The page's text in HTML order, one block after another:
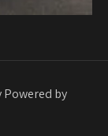
by